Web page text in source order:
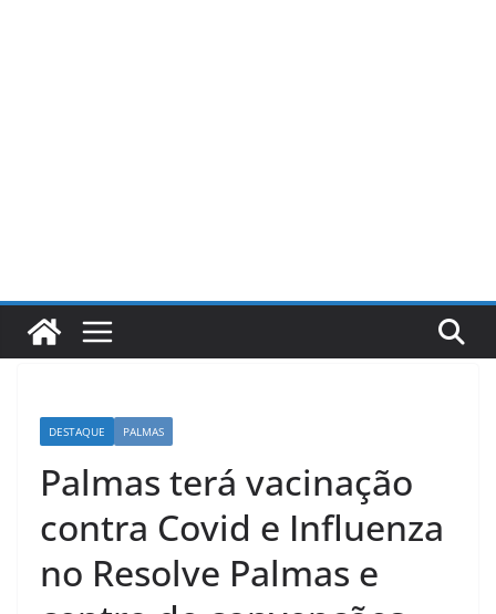
DESTAQUE PALMAS
Palmas terá vacinação
contra Covid e Influenza
no Resolve Palmas e